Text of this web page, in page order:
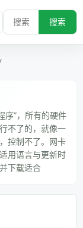
搜索
序”，所有的硬件
不了的，就像一
控制不了。网卡
用语言与更新时
下载适合